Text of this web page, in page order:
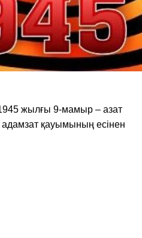
1945 жылғы 9-мамыр – азат
адамзат қауымының есінен